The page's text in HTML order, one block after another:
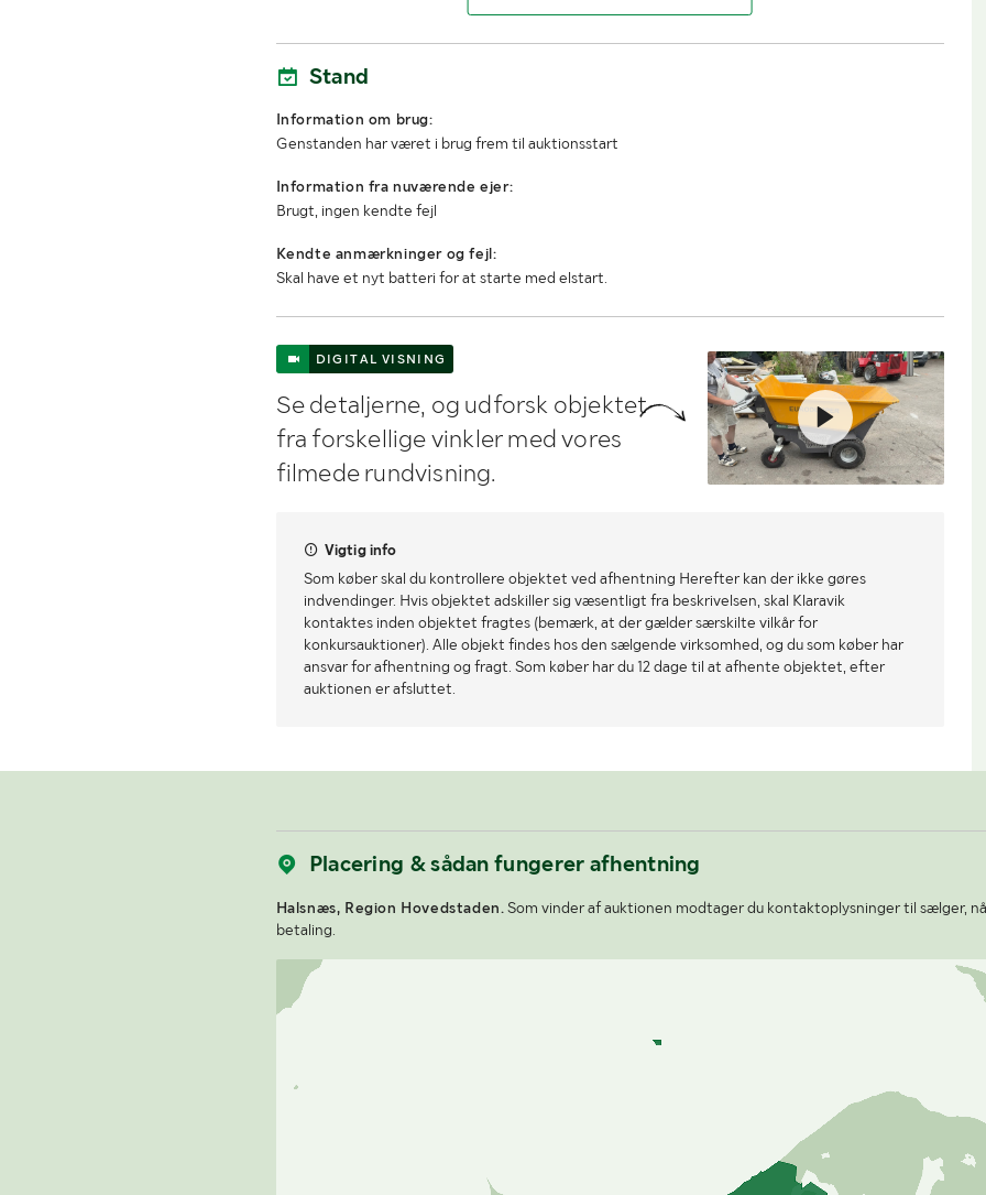
115 cm
Stand
Information om brug:
Genstanden har været i brug frem til auktionsstart
Information fra nuværende ejer:
Brugt, ingen kendte fejl
Kendte anmærkninger og fejl:
Skal have et nyt batteri for at starte med elstart.
DIGITAL VISNING
Se detaljerne, og udforsk objektet
fra forskellige vinkler med vores
filmede rundvisning.
Vigtig info
Som køber skal du kontrollere objektet ved afhentning Herefter kan der ikke gøres
indvendinger. Hvis objektet adskiller sig væsentligt fra beskrivelsen, skal Klaravik
kontaktes inden objektet fragtes (bemærk, at der gælder særskilte vilkår for
konkursauktioner). Alle objekt findes hos den sælgende virksomhed, og du som køber har
ansvar for afhentning og fragt. Som køber har du 12 dage til at afhente objektet, efter
auktionen er afsluttet.
Placering & sådan fungerer afhentning
Halsnæs, Region Hovedstaden.Som vinder af auktionen modtager du kontaktoplysninger til sælger,
betaling.